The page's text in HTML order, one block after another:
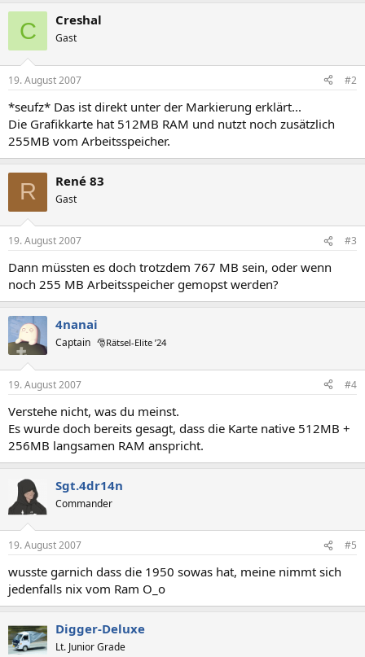
C Creshal
Gast
19. August 2007 #2
*seufz* Das ist direkt unter der Markierung erklärt...
Die Grafikkarte hat 512MB RAM und nutzt noch zusätzlich
255MB vom Arbeitsspeicher.
R René 83
Gast
19. August 2007 #3
Dann müssten es doch trotzdem 767 MB sein, oder wenn
noch 255 MB Arbeitsspeicher gemopst werden?
4nanai
Captain 🎅Rätsel-Elite ’24
19. August 2007 #4
Verstehe nicht, was du meinst.
Es wurde doch bereits gesagt, dass die Karte native 512MB +
256MB langsamen RAM anspricht.
Sgt.4dr14n
Commander
19. August 2007 #5
wusste garnich dass die 1950 sowas hat, meine nimmt sich
jedenfalls nix vom Ram O_o
Digger-Deluxe
Lt. Junior Grade